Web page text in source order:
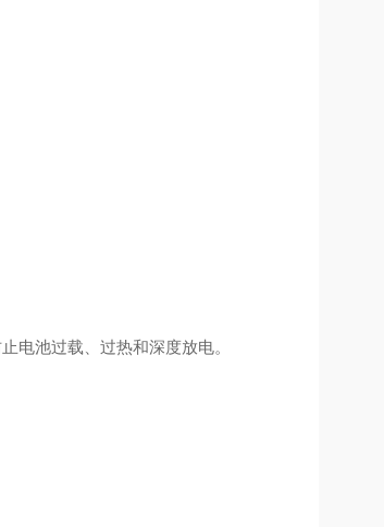
电池过载、过热和深度放电。